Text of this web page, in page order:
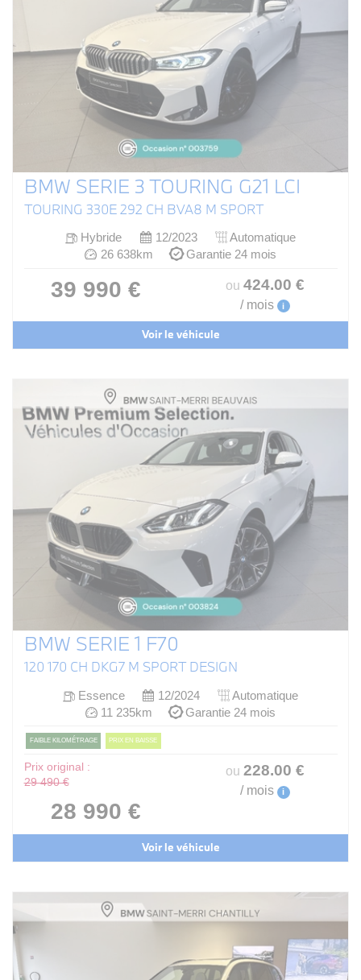
BMW SERIE 3 TOURING G21 LCI
TOURING 330E 292 CH BVA8 M SPORT
Hybride 12/2023
Automatique
26 638km
Garantie 24 mois
39 990 € ou 424.00 €
/ mois i
Voir le véhicule
BMW SERIE 1 F70
120 170 CH DKG7 M SPORT DESIGN
Essence 12/2024
Automatique
11 235km
Garantie 24 mois
FAIBLE KILOMÉTRAGE PRIX EN BAISSE
Prix original :
29 490 €
28 990 €
ou 228.00 €
/ mois i
Voir le véhicule